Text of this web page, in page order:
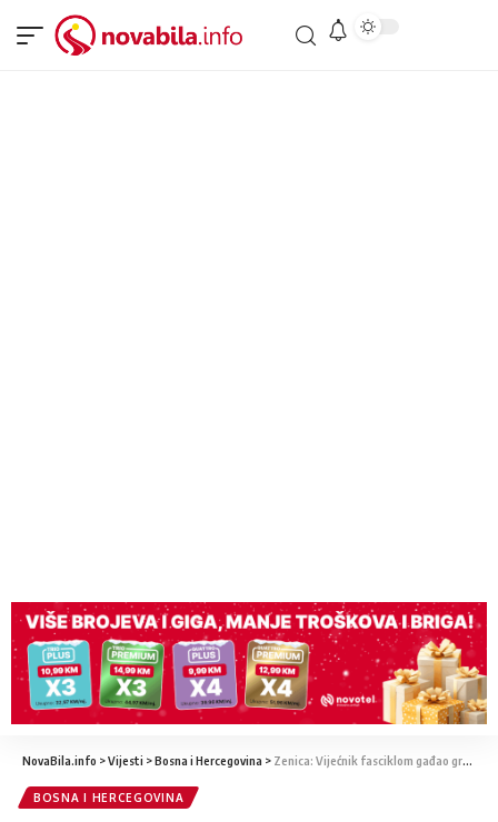
NovaBila.info >Vijesti >Bosna i Hercegovina > Zenica: Vijećnik fasciklom gađao gradonačelnika (VIDEO)
BOSNA I HERCEGOVINA